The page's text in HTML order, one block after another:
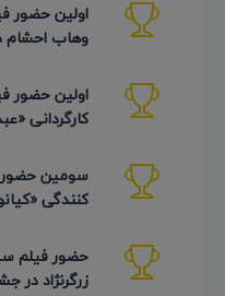
اولین حضور
اولین حضور
سومین حضور
حضور فیلم